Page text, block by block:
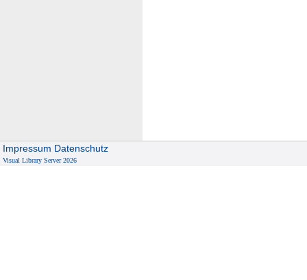
Impressum Datenschutz
Visual Library Server 2026